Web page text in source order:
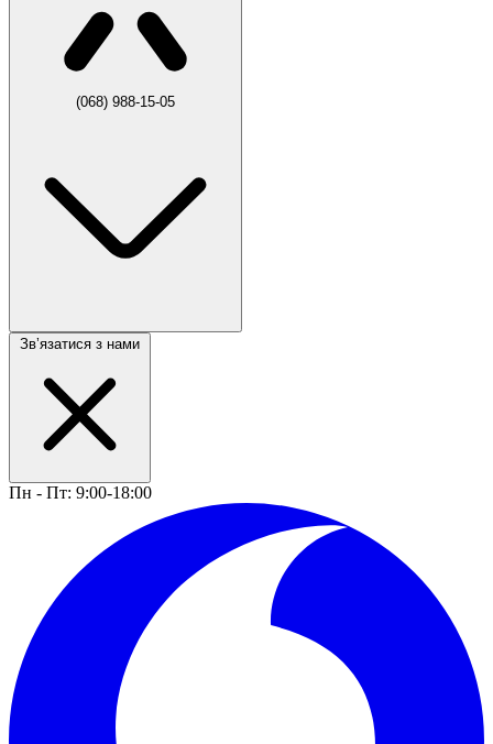
(068) 988-15-05
Звʼязатися з нами
Пн - Пт: 9:00-18:00